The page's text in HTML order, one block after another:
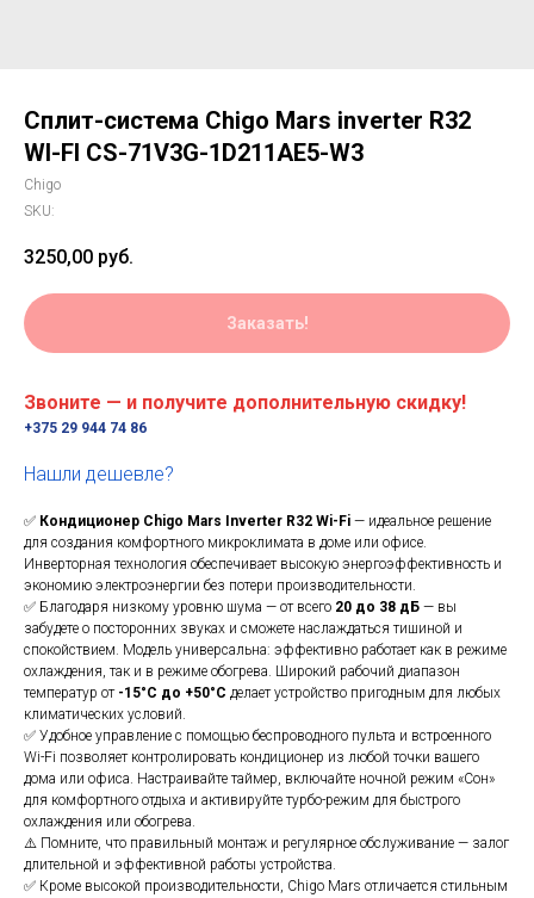
Сплит-система Chigo Mars inverter R32
WI-FI CS-71V3G-1D211AE5-W3
Chigo
SKU:
3250,00 руб.
Заказать!
Звоните — и получите дополнительную скидку!
+375 29 944 74 86
Нашли дешевле?
✅ Кондиционер Chigo Mars Inverter R32 Wi-Fi — идеальное решение
для создания комфортного микроклимата в доме или офисе.
Инверторная технология обеспечивает высокую энергоэффективность и
экономию электроэнергии без потери производительности.
✅ Благодаря низкому уровню шума — от всего 20 до 38 дБ — вы
забудете о посторонних звуках и сможете наслаждаться тишиной и
спокойствием. Модель универсальна: эффективно работает как в режиме
охлаждения, так и в режиме обогрева. Широкий рабочий диапазон
температур от -15°C до +50°C делает устройство пригодным для любых
климатических условий.
✅ Удобное управление с помощью беспроводного пульта и встроенного
Wi-Fi позволяет контролировать кондиционер из любой точки вашего
дома или офиса. Настраивайте таймер, включайте ночной режим «Сон»
для комфортного отдыха и активируйте турбо-режим для быстрого
охлаждения или обогрева.
⚠️ Помните, что правильный монтаж и регулярное обслуживание — залог
длительной и эффективной работы устройства.
✅ Кроме высокой производительности, Chigo Mars отличается стильным